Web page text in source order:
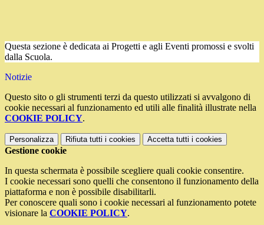
Questa sezione è dedicata ai Progetti e agli Eventi promossi e svolti
dalla Scuola.
Notizie
Questo sito o gli strumenti terzi da questo utilizzati si avvalgono di
cookie necessari al funzionamento ed utili alle finalità illustrate nella
COOKIE POLICY.
Personalizza Rifiuta tutti i cookies Accetta tutti i cookies
Gestione cookie
In questa schermata è possibile scegliere quali cookie consentire.
I cookie necessari sono quelli che consentono il funzionamento della
piattaforma e non è possibile disabilitarli.
Per conoscere quali sono i cookie necessari al funzionamento potete
visionare la COOKIE POLICY.